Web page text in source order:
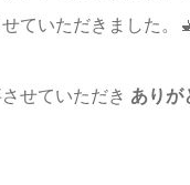
ていただきました。
せていただき ありが